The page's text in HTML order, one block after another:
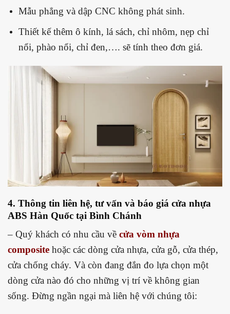
Mẫu phẳng và dập CNC không phát sinh.
Thiết kế thêm ô kính, lá sách, chỉ nhôm, nẹp chỉ
nổi, phào nổi, chỉ đen,…. sẽ tính theo đơn giá.
4. Thông tin liên hệ, tư vấn và báo giá cửa nhựa
ABS Hàn Quốc tại Bình Chánh
– Quý khách có nhu cầu về cửa vòm nhựa
composite hoặc các dòng cửa nhựa, cửa gỗ, cửa thép,
cửa chống cháy. Và còn đang đắn đo lựa chọn một
dòng cửa nào đó cho những vị trí về không gian
sống. Đừng ngần ngại mà liên hệ với chúng tôi: